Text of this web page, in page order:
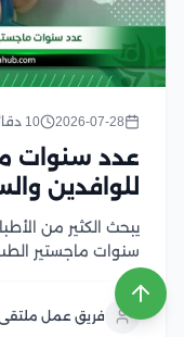
2026-07-28 10 دقائق قراءة
عدد سنوات
للوافدين
يبحث الكثير من
سنوات ماجستير
الدراسات العليا
وتدريب سريري داخل
كما يهتم الأطباء
فريق عمل ملتقى